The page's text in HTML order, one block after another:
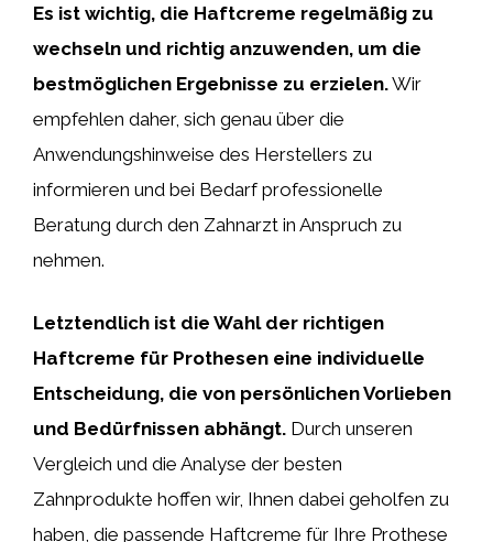
Es ist wichtig, die Haftcreme regelmäßig zu
wechseln und richtig anzuwenden, um die
bestmöglichen Ergebnisse zu erzielen.Wir
empfehlen daher, sich genau über die
Anwendungshinweise des Herstellers zu
informieren und bei Bedarf professionelle
Beratung durch den Zahnarzt in Anspruch zu
nehmen.
Letztendlich ist die Wahl der richtigen
Haftcreme für Prothesen eine individuelle
Entscheidung, die von persönlichen Vorlieben
und Bedürfnissen abhängt. Durch unseren
Vergleich und die Analyse der besten
Zahnprodukte hoffen wir, Ihnen dabei geholfen zu
haben, die passende Haftcreme für Ihre Prothese